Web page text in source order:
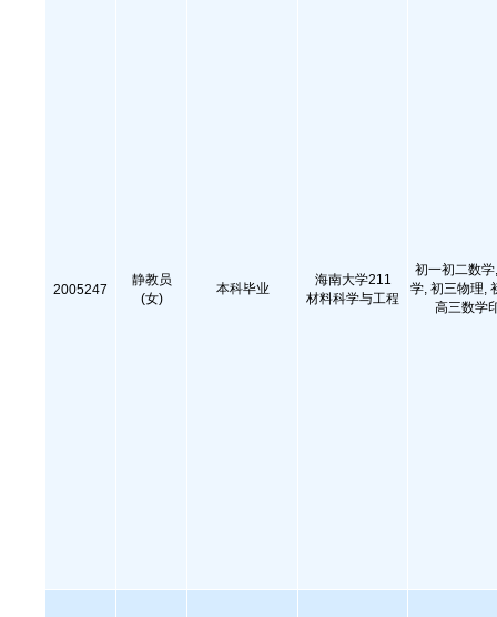
2005247
静教员
(女)
本科毕业
海南大学211
材料科学与工程
初一初二数
学, 初三物理,
高三数学